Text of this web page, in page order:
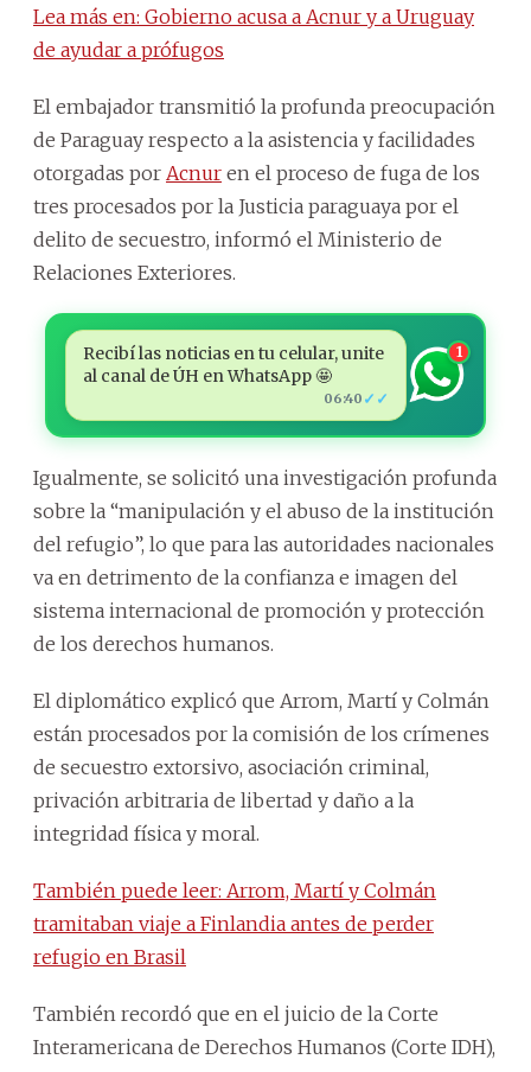
Lea más en: Gobierno acusa a Acnur y a Uruguay
de ayudar a prófugos
El embajador transmitió la profunda preocupación
de Paraguay respecto a la asistencia y facilidades
otorgadas por Acnur en el proceso de fuga de los
tres procesados por la Justicia paraguaya por el
delito de secuestro, informó el Ministerio de
Relaciones Exteriores.
Recibí las noticias en tu celular, unite
al canal de ÚH en WhatsApp 🤩
06:40 ✓✓
1
Igualmente, se solicitó una investigación profunda
sobre la “manipulación y el abuso de la institución
del refugio”, lo que para las autoridades nacionales
va en detrimento de la confianza e imagen del
sistema internacional de promoción y protección
de los derechos humanos.
El diplomático explicó que Arrom, Martí y Colmán
están procesados por la comisión de los crímenes
de secuestro extorsivo, asociación criminal,
privación arbitraria de libertad y daño a la
integridad física y moral.
También puede leer: Arrom, Martí y Colmán
tramitaban viaje a Finlandia antes de perder
refugio en Brasil
También recordó que en el juicio de la Corte
Interamericana de Derechos Humanos (Corte IDH),